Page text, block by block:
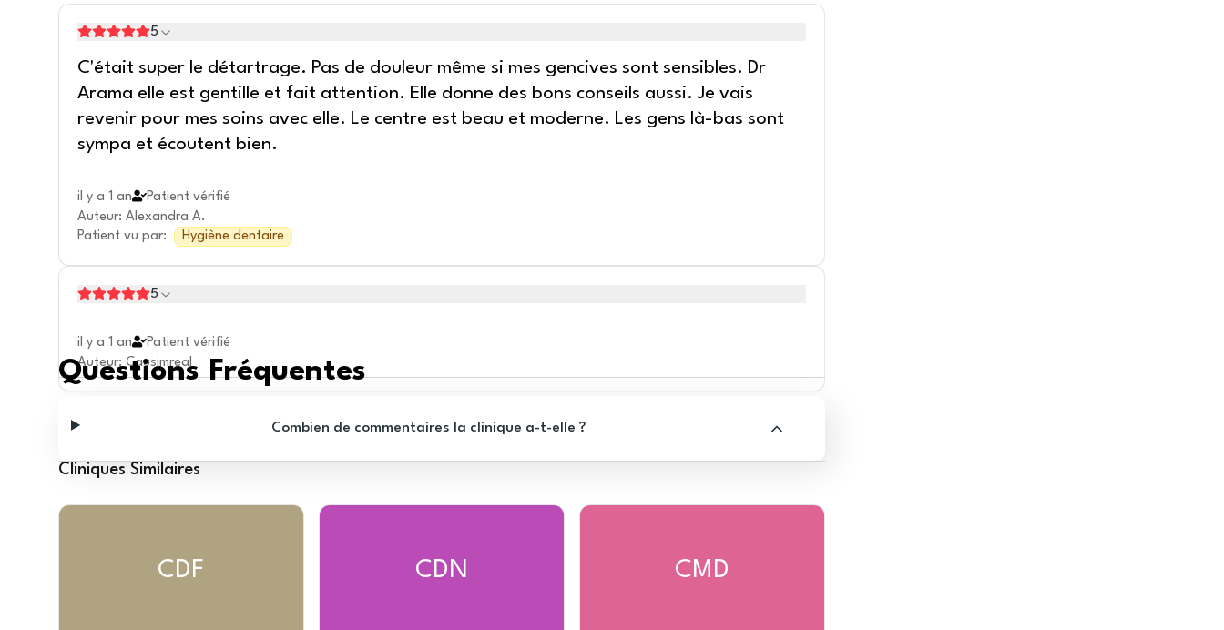
5
C'était super le détartrage. Pas de douleur même si mes gencives sont sensibles. Dr
Arama elle est gentille et fait attention. Elle donne des bons conseils aussi. Je vais
revenir pour mes soins avec elle. Le centre est beau et moderne. Les gens là-bas sont
sympa et écoutent bien.
il y a 1 an
Patient vérifié
Auteur: Alexandra A.
Patient vu par: Hygiène dentaire
5
il y a 1 an
Patient vérifié
Auteur:Causimreal
Questions Fréquentes
Combien de commentaires la clinique a-t-elle ?
Cliniques Similaires
CDF CDN CMD